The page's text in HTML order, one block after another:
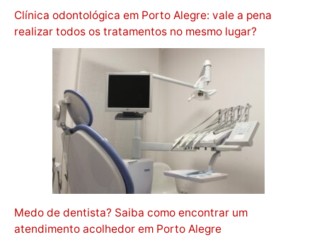
Clínica odontológica em Porto Alegre: vale a pena
realizar todos os tratamentos no mesmo lugar?
Medo de dentista? Saiba como encontrar um
atendimento acolhedor em Porto Alegre